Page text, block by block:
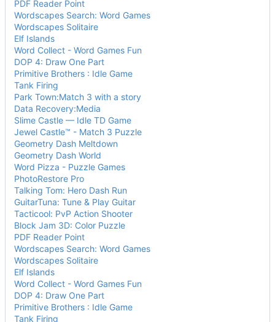
PDF Reader Point
Wordscapes Search: Word Games
Wordscapes Solitaire
Elf Islands
Word Collect - Word Games Fun
DOP 4: Draw One Part
Primitive Brothers : Idle Game
Tank Firing
Park Town:Match 3 with a story
Data Recovery:Media
Slime Castle — Idle TD Game
Jewel Castle™ - Match 3 Puzzle
Geometry Dash Meltdown
Geometry Dash World
Word Pizza - Puzzle Games
PhotoRestore Pro
Talking Tom: Hero Dash Run
GuitarTuna: Tune & Play Guitar
Tacticool: PvP Action Shooter
Block Jam 3D: Color Puzzle
PDF Reader Point
Wordscapes Search: Word Games
Wordscapes Solitaire
Elf Islands
Word Collect - Word Games Fun
DOP 4: Draw One Part
Primitive Brothers : Idle Game
Tank Firing